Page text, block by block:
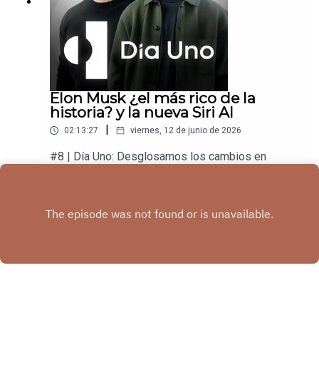
Elon Musk ¿el más rico de la
historia? y la nueva Siri AI
02:13:27 viernes, 12 de junio de 2026
#8 | Día Uno: Desglosamos los cambios en